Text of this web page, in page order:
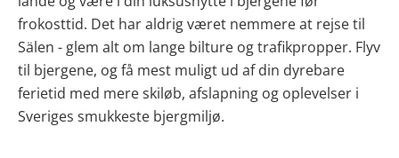
frokosttid. Det har aldrig været nemmere at rejse til
Sälen - glem alt om lange bilture og trafikpropper. Flyv
til bjergene, og få mest muligt ud af din dyrebare
ferietid med mere skiløb, afslapning og oplevelser i
Sveriges smukkeste bjergmiljø.